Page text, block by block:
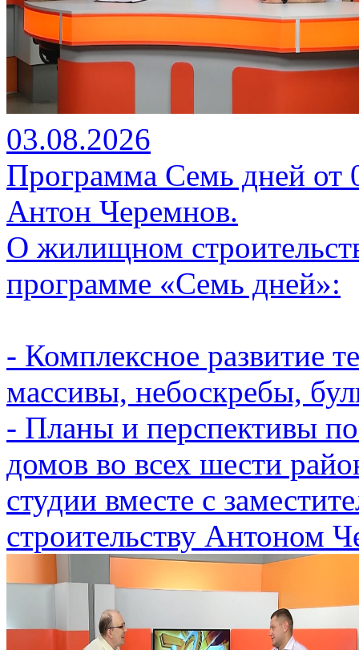
03.08.2026
Программа Семь дней от
Антон Черемнов.
О жилищном
программе «Семь дней»:
- Комплексное развитие
массивы, небоскребы,
- Планы и перспективы
домов во всех шести
студии вместе с
строительству Антоном